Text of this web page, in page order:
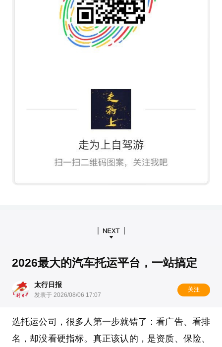
2026最大的汽车托运平台，一站搞定
太行日报
发表于 2026/08/06 17:07
关注
选托运公司，很多人第一步就错了：看广告、看排
名，却没看硬指标。真正该认的，是资质、保险、